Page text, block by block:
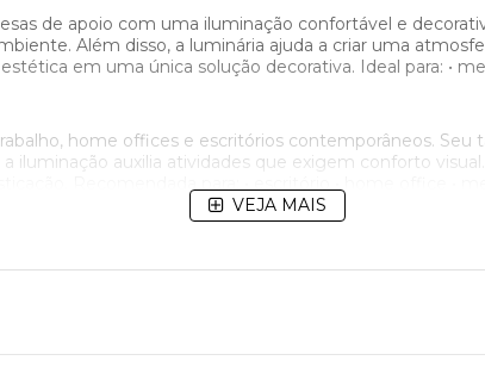
de apoio com uma iluminação confortável e
Além disso, a luminária ajuda a criar uma
em uma única solução decorativa. Ideal para: •
home offices e escritórios contemporâneos.
iluminação auxilia atividades que exigem conforto
iluminação agradável e acolhedora. Dessa forma,
VEJA MAIS